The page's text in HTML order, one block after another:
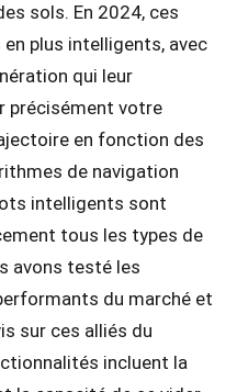
sols. En 2024, ces
plus intelligents, avec
qui leur
précisément votre
en fonction des
de navigation
intelligents sont
tous les types de
avons testé les
du marché et
sur ces alliés du
incluent la